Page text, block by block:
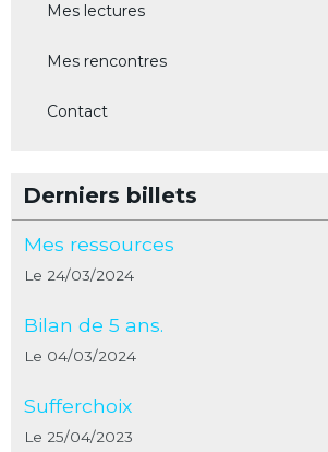
Mes lectures
Mes rencontres
Contact
Derniers billets
Mes ressources
Le 24/03/2024
Bilan de 5 ans.
Le 04/03/2024
Sufferchoix
Le 25/04/2023